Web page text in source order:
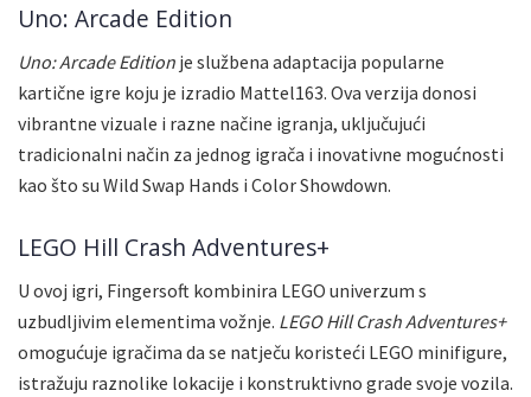
Uno: Arcade Edition
Uno: Arcade Edition je službena adaptacija popularne
kartične igre koju je izradio Mattel163. Ova verzija donosi
vibrantne vizuale i razne načine igranja, uključujući
tradicionalni način za jednog igrača i inovativne mogućnosti
kao što su Wild Swap Hands i Color Showdown.
LEGO Hill Crash Adventures+
U ovoj igri, Fingersoft kombinira LEGO univerzum s
uzbudljivim elementima vožnje. LEGO Hill Crash Adventures+
omogućuje igračima da se natječu koristeći LEGO minifigure,
istražuju raznolike lokacije i konstruktivno grade svoje vozila.